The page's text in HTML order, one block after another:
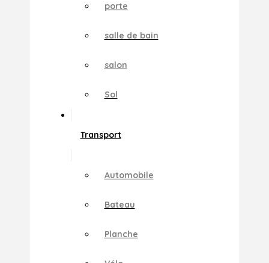
porte
salle de bain
salon
Sol
Transport
Automobile
Bateau
Planche